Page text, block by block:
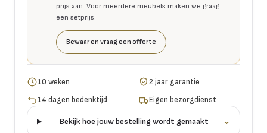
prijs aan. Voor meerdere meubels maken we graag
een setprijs.
Bewaar en vraag een offerte
10 weken
2 jaar garantie
14 dagen bedenktijd
Eigen bezorgdienst
Bekijk hoe jouw bestelling wordt gemaakt ⌄